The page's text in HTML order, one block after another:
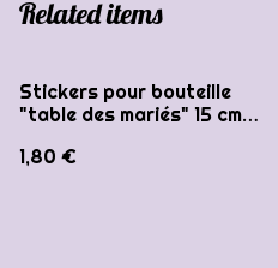
Related items
Stickers pour bouteille
"table des mariés" 15 cm
1,80 €